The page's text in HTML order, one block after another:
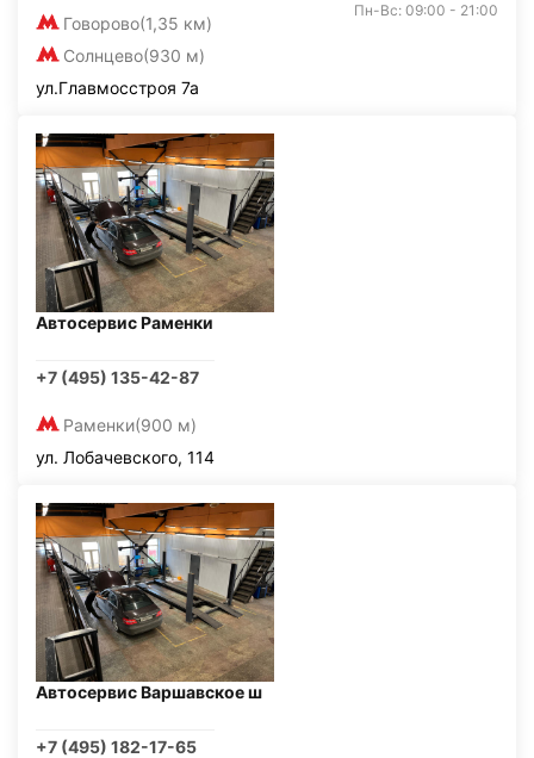
Говорово(1,35 км)
Солнцево(930 м)
Пн-Вс: 09:00 - 21:00
ул.Главмосстроя 7а
Автосервис Раменки
+7 (495) 135-42-87
Раменки(900 м)
ул. Лобачевского, 114
Автосервис Варшавское ш
+7 (495) 182-17-65